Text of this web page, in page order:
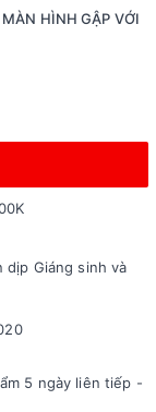
MÀN HÌNH GẬP VỚI
dịp Giáng sinh và
5 ngày liên tiếp -